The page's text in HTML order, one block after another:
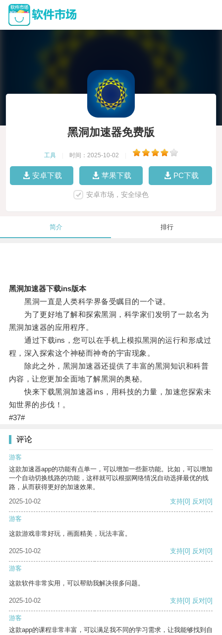
黑洞加速器免费版
工具 时间：2025-10-02
安卓下载 苹果下载 PC下载
安卓市场，安全绿色
简介 排行
黑洞加速器下载ins版本
黑洞一直是人类科学界备受瞩目的一个谜。
为了更好地了解和探索黑洞，科学家们发明了一款名为
黑洞加速器的应用程序。
通过下载ins，您可以在手机上模拟黑洞的运行和形成过
程，深入探索这个神秘而神奇的宇宙现象。
除此之外，黑洞加速器还提供了丰富的黑洞知识和科普
内容，让您更加全面地了解黑洞的奥秘。
快来下载黑洞加速器ins，用科技的力量，加速您探索未
知世界的步伐！。
#37#
评论
游客
这款加速器app的功能有点单一，可以增加一些新功能。比如，可以增加
一个自动切换线路的功能，这样就可以根据网络情况自动选择最优的线
路，从而获得更好的加速效果。
2025-10-02
支持[0] 反对[0]
游客
这款游戏非常好玩，画面精美，玩法丰富。
2025-10-02 支持[0] 反对[0]
游客
这款软件非常实用，可以帮助我解决很多问题。
2025-10-02 支持[0] 反对[0]
游客
这款app的课程非常丰富，可以满足我不同的学习需求，让我能够找到自